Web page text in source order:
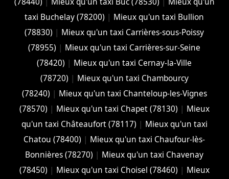
taxi Buchelay (78200) | Mieux qu'un taxi Bullion
(78830) | Mieux qu'un taxi Carrières-sous-Poissy
(78955) | Mieux qu'un taxi Carrières-sur-Seine
(78420) | Mieux qu'un taxi Cernay-la-Ville
(78720) | Mieux qu'un taxi Chambourcy
(78240) | Mieux qu'un taxi Chanteloup-les-Vignes
(78570) | Mieux qu'un taxi Chapet (78130) | Mieux
qu'un taxi Châteaufort (78117) | Mieux qu'un taxi
Chatou (78400) | Mieux qu'un taxi Chaufour-lès-
Bonnières (78270) | Mieux qu'un taxi Chavenay
(78450) | Mieux qu'un taxi Choisel (78460) | Mieux